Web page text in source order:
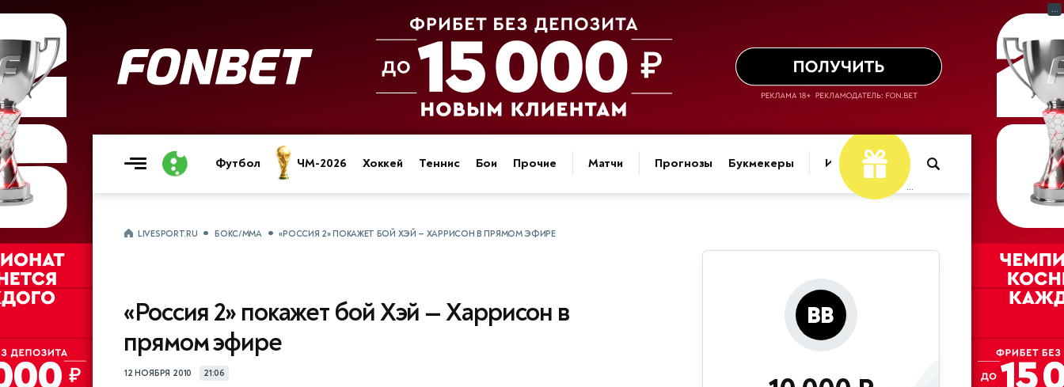
Футбол ЧМ-2026 Хоккей Теннис Бои Прочие Матчи Прогнозы Букмекеры Игры
...
LIVESPORT.RU БОКС/ММА «РОССИЯ 2» ПОКАЖЕТ БОЙ ХЭЙ — ХАРРИСОН В ПРЯМОМ ЭФИРЕ
«Россия 2» покажет бой Хэй — Харрисон в
прямом эфире
12 НОЯБРЯ 2010 21:06
...